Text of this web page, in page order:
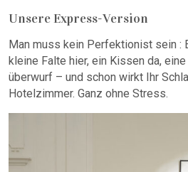
Unsere Express-Version
Man muss kein Perfektionist sein :
kleine Falte hier, ein Kissen da,
überwurf – und schon wirkt Ihr
Hotelzimmer. Ganz ohne Stress.